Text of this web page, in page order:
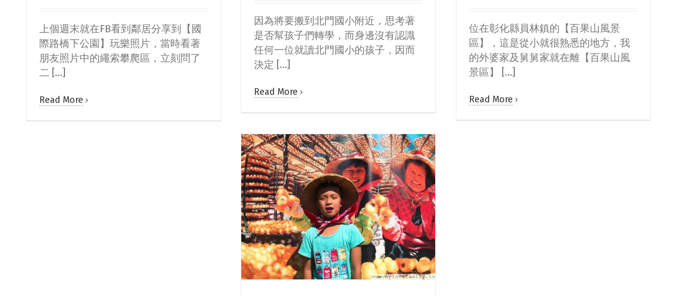
上個週末就在FB看到鄰居分享到【國
際路橋下公園】玩樂照片，當時看著
朋友照片中的繩索攀爬區，立刻問了
二 [...]
Read More
因為將要搬到北門國小附近，思考著
是否幫孩子們轉學，而身邊沒有認識
任何一位就讀北門國小的孩子，因而
決定 [...]
Read More
位在彰化縣員林鎮的【百果山風景
區】，這是從小就很熟悉的地方，我
的外婆家及舅舅家就在離【百果山風
景區】 [...]
Read More